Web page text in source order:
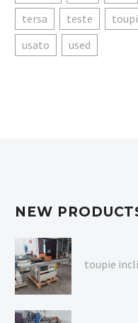
tersa
teste
usato
used
NEW
toupie